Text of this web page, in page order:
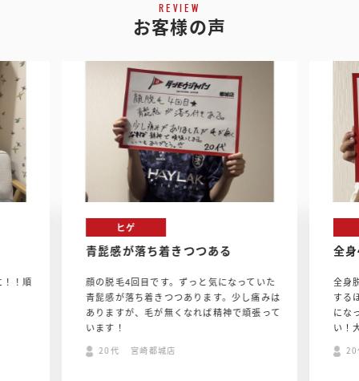
REVIEW
お客様の声
！順
ヒゲ
青髭感が落ち着きつつある
顔の脱毛4回目です。ずっと気になっていた
青髭感が落ち着きつつあります。少し痛みは
ありますが、毛が無くなれば精神で頑張って
います！
20代 宮崎都城店
全
全身
する
にな
い！